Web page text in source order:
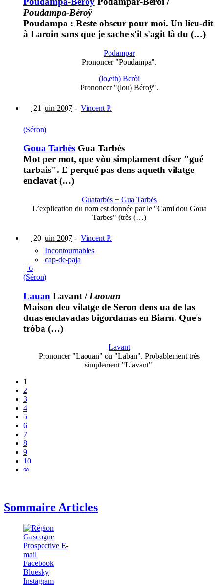
Poudampa-Béroÿ
Poudampa : Reste obscur pour moi. Un lieu-dit
à Laroin sans que je sache s'il s'agit là du (…)
Podampar
Prononcer "Poudampa".
(lo,eth) Beròi
Prononcer "(lou) Béroÿ".
21 juin 2007 - Vincent P.
(Séron)
Goua Tarbès Gua Tarbés
Mot per mot, que vòu simplament díser "gué
tarbais". E perqué pas dens aqueth vilatge
enclavat (…)
Guatarbés + Gua Tarbés
L’explication du nom est donnée par le "Cami dou Goua
Tarbes" (très (…)
20 juin 2007 - Vincent P.
Incontournables
cap-de-paja
| 6
(Séron)
Lauan Lavant / Laouan
Maison deu vilatge de Seron dens ua de las
duas enclavadas bigordanas en Biarn. Que's
tròba (…)
Lavant
Prononcer "Laouan" ou "Laban". Probablement très
simplement "L’avant".
1
2
3
4
5
6
7
8
9
10
∞
Sommaire Articles